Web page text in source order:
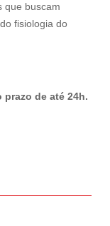
que buscam
fisiologia do
de até 24h.